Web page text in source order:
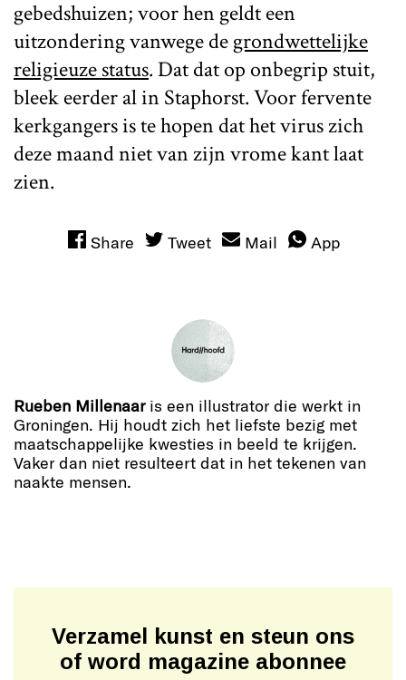
gebedshuizen; voor hen geldt een
uitzondering vanwege degrondwettelijke
religieuze status. Dat dat op onbegrip stuit,
bleek eerder al in Staphorst. Voor fervente
kerkgangers is te hopen dat het virus zich
deze maand niet van zijn vrome kant laat
zien.
Share Tweet Mail App
Rueben Millenaaris een illustrator die werkt in
Groningen. Hij houdt zich het liefste bezig met
maatschappelijke kwesties in beeld te krijgen.
Vaker dan niet resulteert dat in het tekenen van
naakte mensen.
Verzamel kunst en steun ons
of word magazine abonnee